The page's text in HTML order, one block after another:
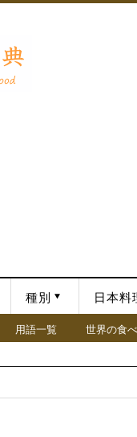
種別 日本料
用語一覧 世界の食